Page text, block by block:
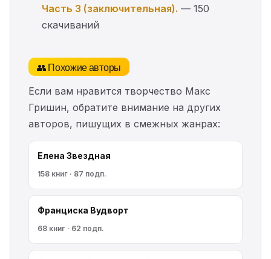
Часть 3 (заключительная). — 150
скачиваний
👥 Похожие авторы
Если вам нравится творчество Макс
Гришин, обратите внимание на других
авторов, пишущих в смежных жанрах:
Елена Звездная
158 книг · 87 подп.
Франциска Вудворт
68 книг · 62 подп.